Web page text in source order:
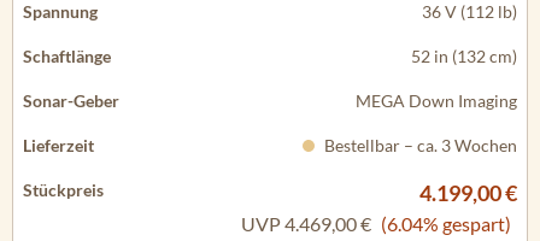
36 V (112 lb)
52 in (132 cm)
MEGA Down Imaging
Bestellbar – ca. 3 Wochen
4.199,00 €
UVP4.469,00 € (6.04% gespart)